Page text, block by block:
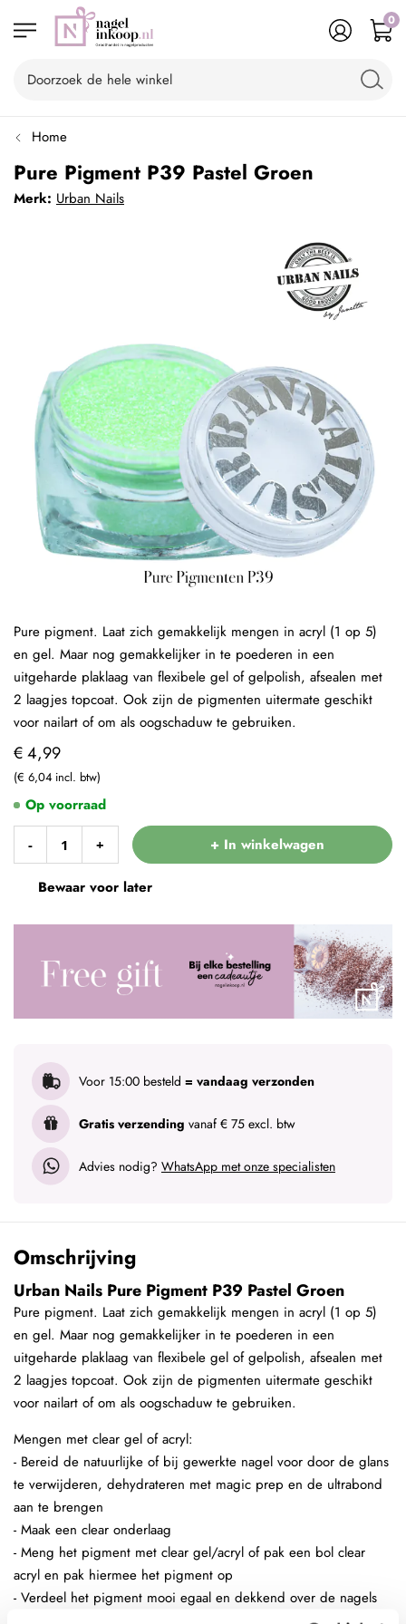
0
Home
Pure Pigment P39 Pastel Groen
Merk: Urban Nails
€ 4,99
€ 6,04
- + + In winkelwagen
Bewaar voor later
Voor 15:00 besteld = vandaag verzonden
Gratis verzending vanaf € 75 excl. btw
Advies nodig? WhatsApp met onze specialisten
Op voorraad
Pure pigment. Laat zich gemakkelijk mengen in acryl (1 op 5)
en gel. Maar nog gemakkelijker in te poederen in een
uitgeharde plaklaag van flexibele gel of gelpolish, afsealen met
2 laagjes topcoat. Ook zijn de pigmenten uitermate geschikt
voor nailart of om als oogschaduw te gebruiken.
Omschrijving
Urban Nails Pure Pigment P39 Pastel Groen
Pure pigment. Laat zich gemakkelijk mengen in acryl (1 op 5)
en gel. Maar nog gemakkelijker in te poederen in een
uitgeharde plaklaag van flexibele gel of gelpolish, afsealen met
2 laagjes topcoat. Ook zijn de pigmenten uitermate geschikt
voor nailart of om als oogschaduw te gebruiken.
Mengen met clear gel of acryl:
- Bereid de natuurlijke of bij gewerkte nagel voor door de glans
te verwijderen, dehydrateren met magic prep en de ultrabond
aan te brengen
- Maak een clear onderlaag
- Meng het pigment met clear gel/acryl of pak een bol clear
acryl en pak hiermee het pigment op
- Verdeel het pigment mooi egaal en dekkend over de nagels